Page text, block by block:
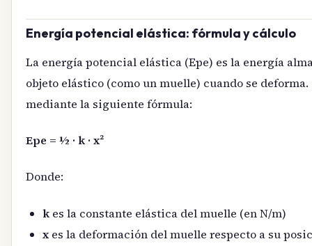
Energía potencial elástica: fórmula y cálculo
La energía potencial elástica (Epe) es la energía
objeto elástico (como un muelle) cuando se deforma.
mediante la siguiente fórmula:
Epe = ½ · k · x²
Donde:
k es la constante elástica del muelle (en N/m)
x es la deformación del muelle respecto a su